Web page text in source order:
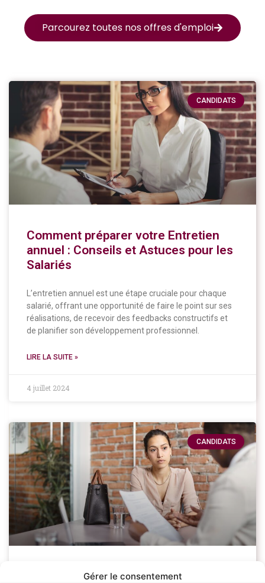
Gérer le consentement
CANDIDATS
Comment préparer votre Entretien
annuel : Conseils et Astuces pour les
Salariés
L’entretien annuel est une étape cruciale pour chaque
salarié, offrant une opportunité de faire le point sur ses
réalisations, de recevoir des feedbacks constructifs et
de planifier son développement professionnel.
LIRE LA SUITE »
4 juillet 2024
CANDIDATS
Les étapes clés pour réussir sa
Parcourez toutes nos offres d'emploi